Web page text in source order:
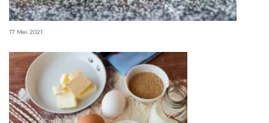
Berapa lama "cookies" Lebaran bisa bertahan?
17 Mei 2021